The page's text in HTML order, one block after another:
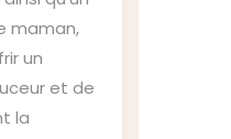
maman,
un
et de
la